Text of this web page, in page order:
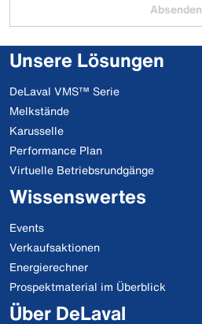
Absenden
Unsere Lösungen
DeLaval VMS™ Serie
Melkstände
Karusselle
Performance Plan
Virtuelle Betriebsrundgänge
Wissenswertes
Events
Verkaufsaktionen
Energierechner
Prospektmaterial im Überblick
Über DeLaval